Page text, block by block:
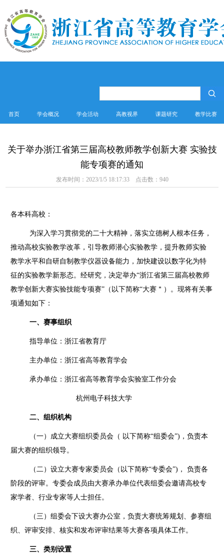
首页 学会概况 学会活动 高教视界 课题研究 教学比赛
关于举办浙江省第三届高校教师教学创新大赛 实验技
能专项赛的通知
发布时间：2023/1/5 18:17:33 点击数： 940
各本科高校：
为深入学习贯彻党的二十大精神，落实立德树人根本任务，
推动高校实验教学改革，引导教师潜心实验教学，提升教师实验
教学水平和自研自制教学仪器设备能力，加快建设以数字化为特
征的实验教学新形态。经研究，决定举办“浙江省第三届高校教师
教学创新大赛实验技能专项赛”（以下简称“大赛＂）。现将有关事
项通知如下：
一、赛事组织
指导单位：浙江省教育厅
主办单位：浙江省高等教育学会
承办单位：浙江省高等教育学会实验室工作分会
杭州电子科技大学
二、组织机构
（一）成立大赛组织委员会（ 以下简称“组委会”) ，负责本
届大赛的组织领导。
（二）设立大赛专家委员会（以下简称“专委会”) ， 负责各
阶段的评审。专委会成员由大赛承办单位代表组委会邀请高校专
家学者、行业专家等人士担任。
（三）组委会下设大赛办公室，负责大赛统筹规划、参赛组
织、评审安排、核实和发布评审结果等大赛各项具体工作。
三、类别设置